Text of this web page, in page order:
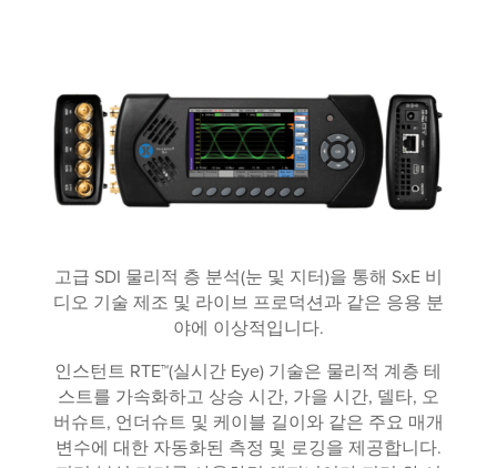
고급 SDI 물리적 층 분석(눈 및 지터)을 통해 SxE 비
디오 기술 제조 및 라이브 프로덕션과 같은 응용 분
야에 이상적입니다.
인스턴트 RTE™(실시간 Eye) 기술은 물리적 계층 테
스트를 가속화하고 상승 시간, 가을 시간, 델타, 오
버슈트, 언더슈트 및 케이블 길이와 같은 주요 매개
변수에 대한 자동화된 측정 및 로깅을 제공합니다.